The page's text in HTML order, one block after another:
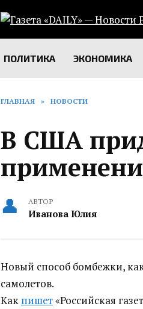
ПОЛИТИКА ЭКОНОМИКА
ГЛАВНАЯ » НОВОСТИ
В США
АВТОР
Иванова Юлия
Новый способ бомбежки,
самолетов.
Как пишет«Российская